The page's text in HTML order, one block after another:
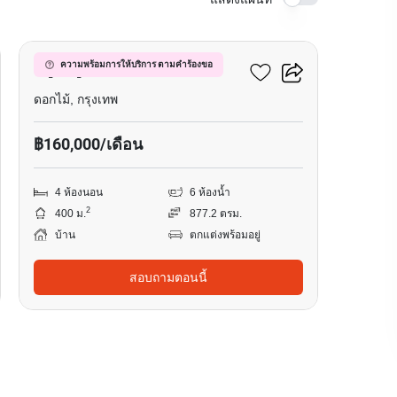
ความพร้อมการให้บริการ ตามคำร้องขอ
บลูลากูน 2 บางนา-วงแหวน
ดอกไม้, กรุงเทพ
฿160,000/เดือน
4 ห้องนอน
6 ห้องน้ำ
400 ม.2
877.2 ตรม.
บ้าน
ตกแต่งพร้อมอยู่
สอบถามตอนนี้